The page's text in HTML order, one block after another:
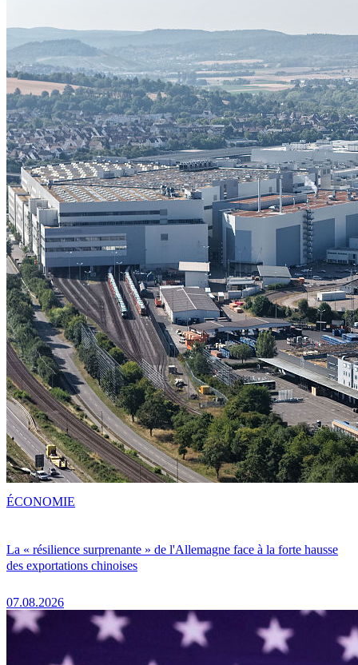
La « résilience surprenante » de l'Allemagne face à la forte hausse
des exportations chinoises
07.08.2026
ÉCONOMIE